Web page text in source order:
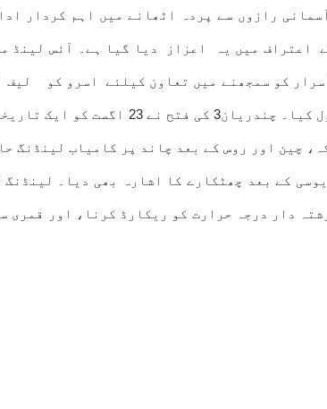
رازوں سے پردہ اٹھانے میں اہم کردار
کامیاب چندریان-3 مشن کی کامیابی کے اعتراف میں یہ اعزاز
کو سمجھنے میں تعاون کیلئے اسرو کو
چین اور روس کے بعد چاند پر کامیاب لینڈنگ
چندریان-2 کے کریش لینڈنگ کی مایوسی کے بعد چھٹکارے کا